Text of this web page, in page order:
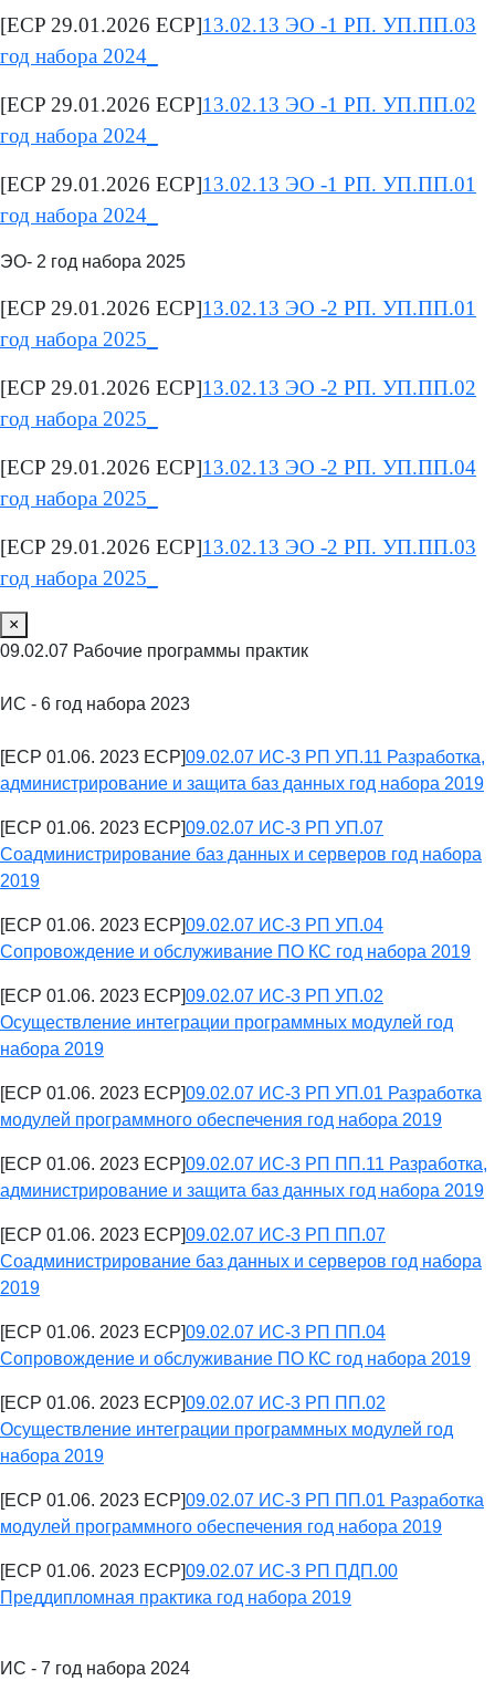
[ECP 29.01.2026 ECP]13.02.13 ЭО -1 РП. УП.ПП.03
год набора 2024_
[ECP 29.01.2026 ECP]13.02.13 ЭО -1 РП. УП.ПП.02
год набора 2024_
[ECP 29.01.2026 ECP]13.02.13 ЭО -1 РП. УП.ПП.01
год набора 2024_
ЭО- 2 год набора 2025
[ECP 29.01.2026 ECP]13.02.13 ЭО -2 РП. УП.ПП.01
год набора 2025_
[ECP 29.01.2026 ECP]13.02.13 ЭО -2 РП. УП.ПП.02
год набора 2025_
[ECP 29.01.2026 ECP]13.02.13 ЭО -2 РП. УП.ПП.04
год набора 2025_
[ECP 29.01.2026 ECP]13.02.13 ЭО -2 РП. УП.ПП.03
год набора 2025_
×
09.02.07 Рабочие программы практик
ИС - 6 год набора 2023
[ECP 01.06. 2023 ECP]09.02.07 ИС-3 РП УП.11 Разработка,
администрирование и защита баз данных год набора 2019
[ECP 01.06. 2023 ECP]09.02.07 ИС-3 РП УП.07
Соадминистрирование баз данных и серверов год набора
2019
[ECP 01.06. 2023 ECP]09.02.07 ИС-3 РП УП.04
Сопровождение и обслуживание ПО КС год набора 2019
[ECP 01.06. 2023 ECP]09.02.07 ИС-3 РП УП.02
Осуществление интеграции программных модулей год
набора 2019
[ECP 01.06. 2023 ECP]09.02.07 ИС-3 РП УП.01 Разработка
модулей программного обеспечения год набора 2019
[ECP 01.06. 2023 ECP]09.02.07 ИС-3 РП ПП.11 Разработка,
администрирование и защита баз данных год набора 2019
[ECP 01.06. 2023 ECP]09.02.07 ИС-3 РП ПП.07
Соадминистрирование баз данных и серверов год набора
2019
[ECP 01.06. 2023 ECP]09.02.07 ИС-3 РП ПП.04
Сопровождение и обслуживание ПО КС год набора 2019
[ECP 01.06. 2023 ECP]09.02.07 ИС-3 РП ПП.02
Осуществление интеграции программных модулей год
набора 2019
[ECP 01.06. 2023 ECP]09.02.07 ИС-3 РП ПП.01 Разработка
модулей программного обеспечения год набора 2019
[ECP 01.06. 2023 ECP]09.02.07 ИС-3 РП ПДП.00
Преддипломная практика год набора 2019
ИС - 7 год набора 2024